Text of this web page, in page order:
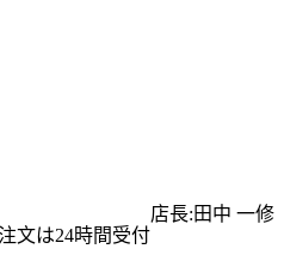
店長:田中 一修
文は24時間受付